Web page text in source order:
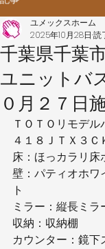
千葉県千葉
ユニットバ
０月２７日
ユメックスホーム
2025年10月28日 読
ＴＯＴＯリモデル
４１８ＪＴＸ３Ｃ
床：ほっカラリ床
壁：パティオホワ
ト
ミラー：縦長ミラ
収納：収納棚
カウンター：鏡下